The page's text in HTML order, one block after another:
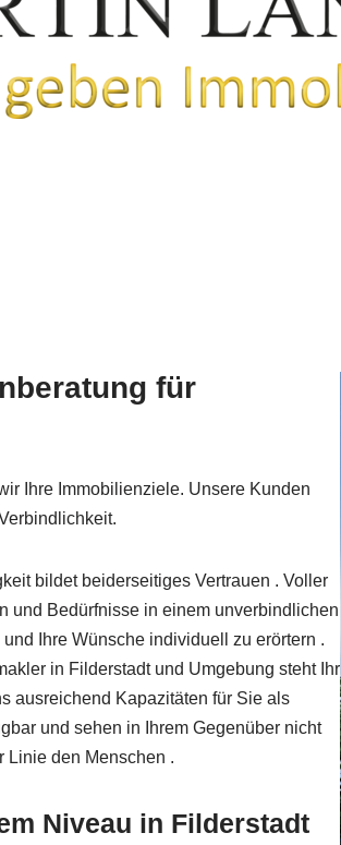
für
Ihre Immobilienziele. Unsere Kunden
bildet beiderseitiges Vertrauen . Voller
und Bedürfnisse in einem unverbindlichen
Ihre Wünsche individuell zu erörtern .
in Filderstadt und Umgebung steht Ihr
ausreichend Kapazitäten für Sie als
und sehen in Ihrem Gegenüber nicht
Linie den Menschen .
Niveau in Filderstadt